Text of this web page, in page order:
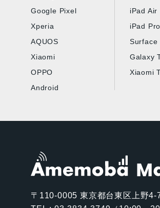
Google Pixel
Xperia
AQUOS
Xiaomi
OPPO
Android
iPad Air
iPad Pro
Surface
Galaxy
Xiaomi
〒110-0005 東京都台東区上野